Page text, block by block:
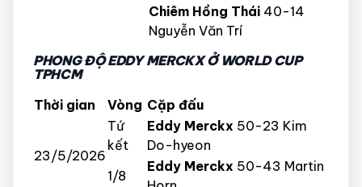
Chiêm Hồng Thái 40-14
Nguyễn Văn Trí
PHONG ĐỘ EDDY MERCKX Ở WORLD CUP
TPHCM
Thời gian
Vòng Cặp đấu
23/5/2026
Tứ
kết
Eddy Merckx 50-23 Kim
Do-hyeon
1/8
Eddy Merckx 50-43 Martin